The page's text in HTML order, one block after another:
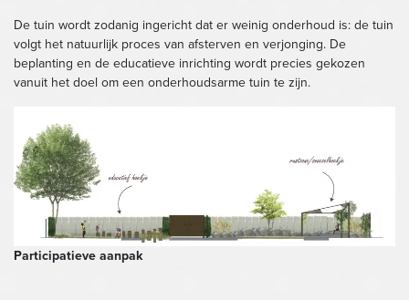
De tuin wordt zodanig ingericht dat er weinig onderhoud is: de tuin
volgt het natuurlijk proces van afsterven en verjonging. De
beplanting en de educatieve inrichting wordt precies gekozen
vanuit het doel om een onderhoudsarme tuin te zijn.
Participatieve aanpak